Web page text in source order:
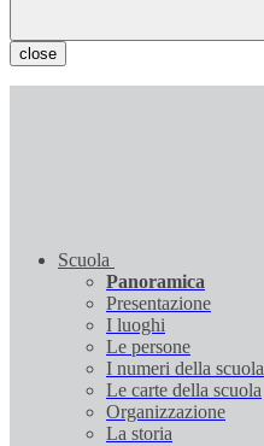
close
Scuola
Panoramica
Presentazione
I luoghi
Le persone
I numeri della scuola
Le carte della scuola
Organizzazione
La storia